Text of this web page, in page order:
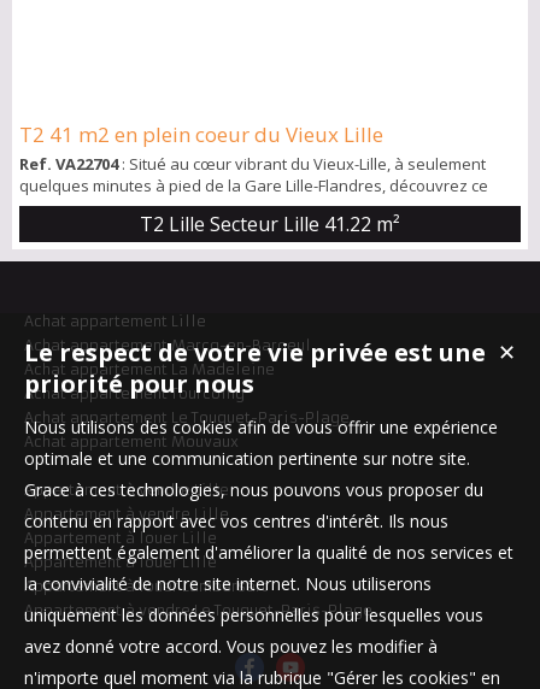
T2 41 m2 en plein coeur du Vieux Lille
Ref. VA22704: Situé au cœur vibrant du Vieux-Lille, à seulement
quelques minutes à pied de la Gare Lille-Flandres, découvrez ce
charmant T2 de 41 m². Le logement comprend un séjour accueillant,
une kitchenette fonctionnelle, une chambre indépendante et une
salle de bain avec WC séparés. De grandes fenêtres baignent
T2 Lille Secteur Lille 41.22 m²
Achat appartement Lille
Achat appartement Marcq-en-Baroeul
Achat appartement La Madeleine
Achat appartement Tourcoing
Achat appartement Le Touquet-Paris-Plage
Achat appartement Mouvaux
Appartement à vendre Lille
Appartement à vendre Lille
Appartement à louer Lille
Appartement à louer Lille
Appartement à louer Lambersart
Appartement à vendre Le Touquet-Paris-Plage
✕
Le respect de votre vie privée est une
priorité pour nous
Nous utilisons des cookies afin de vous offrir une expérience
optimale et une communication pertinente sur notre site.
Grace à ces technologies, nous pouvons vous proposer du
contenu en rapport avec vos centres d'intérêt. Ils nous
permettent également d'améliorer la qualité de nos services et
la convivialité de notre site internet. Nous utiliserons
uniquement les données personnelles pour lesquelles vous
avez donné votre accord. Vous pouvez les modifier à
n'importe quel moment via la rubrique "Gérer les cookies" en